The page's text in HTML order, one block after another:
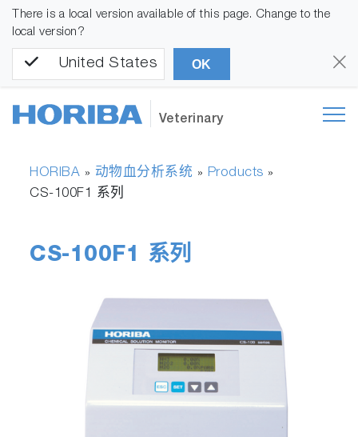
There is a local version available of this page. Change to the
local version?
United States OK
Veterinary
HORIBA » 动物血分析系统 » Products »
CS-100F1 系列
CS-100F1 系列